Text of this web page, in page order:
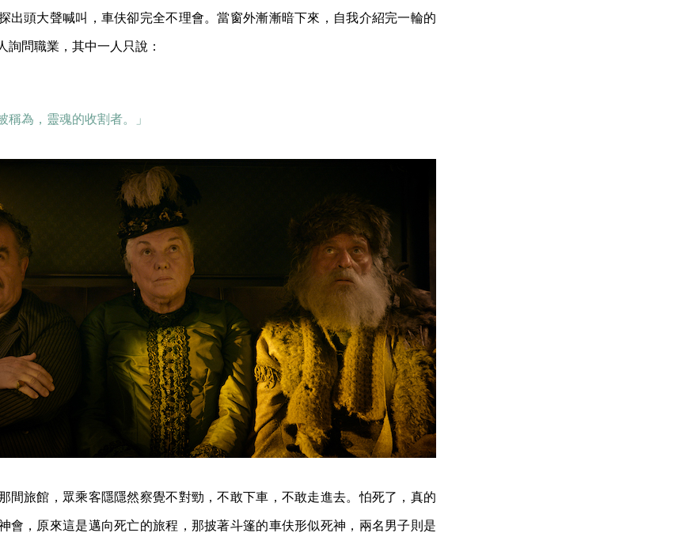
出頭大聲喊叫，車伕卻完全不理會。當窗外漸漸暗下來，自我介紹完一輪的
詢問職業，其中一人只說：
稱為，靈魂的收割者。」
間旅館，眾乘客隱隱然察覺不對勁，不敢下車，不敢走進去。怕死了，真的
會，原來這是邁向死亡的旅程，那披著斗篷的車伕形似死神，兩名男子則是